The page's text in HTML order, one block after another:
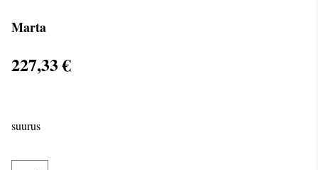
Marta
227,33 €
suurus